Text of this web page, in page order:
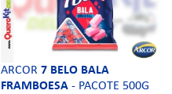
ARCOR 7 BELO BALA
FRAMBOESA- PACOTE 500G